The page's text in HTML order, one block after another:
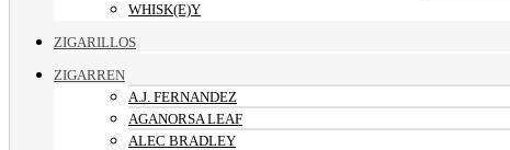
WHISK(E)Y
ZIGARILLOS
ZIGARREN
A.J. FERNANDEZ
AGANORSA LEAF
ALEC BRADLEY